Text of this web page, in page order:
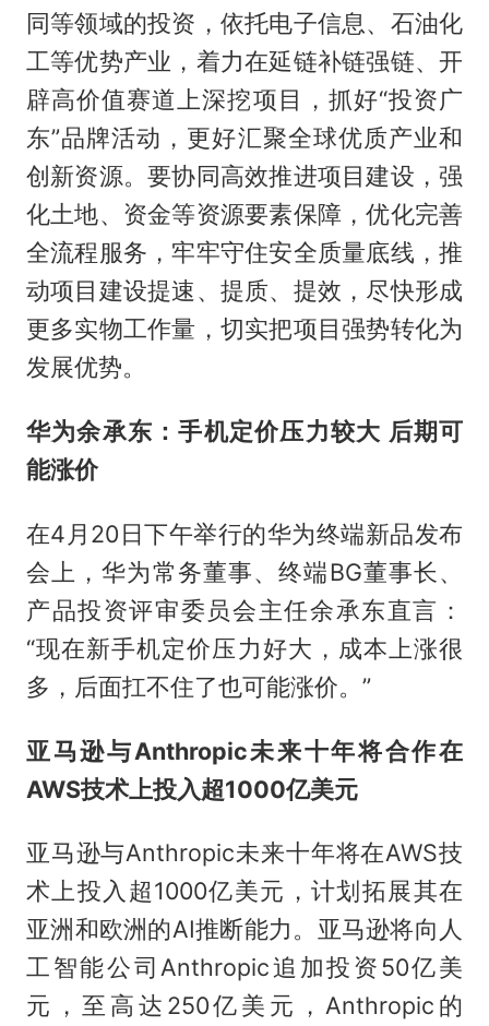
同等领域的投资，依托电子信息、石油化
工等优势产业，着力在延链补链强链、开
辟高价值赛道上深挖项目，抓好“投资广
东”品牌活动，更好汇聚全球优质产业和
创新资源。要协同高效推进项目建设，强
化土地、资金等资源要素保障，优化完善
全流程服务，牢牢守住安全质量底线，推
动项目建设提速、提质、提效，尽快形成
更多实物工作量，切实把项目强势转化为
发展优势。
华为余承东：手机定价压力较大 后期可
能涨价
在4月20日下午举行的华为终端新品发布
会上，华为常务董事、终端BG董事长、
产品投资评审委员会主任余承东直言：
“现在新手机定价压力好大，成本上涨很
多，后面扛不住了也可能涨价。”
亚马逊与Anthropic未来十年将合作在
AWS技术上投入超1000亿美元
亚马逊与Anthropic未来十年将在AWS技
术上投入超1000亿美元，计划拓展其在
亚洲和欧洲的AI推断能力。亚马逊将向人
工智能公司Anthropic追加投资50亿美
元，至高达250亿美元，Anthropic的